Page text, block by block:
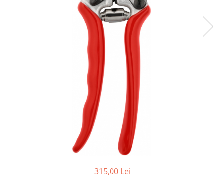
CUTITE PENTRU ALTOIT
FOARFECE ELECTRICE SI ACCESORII
UNELTE PENTRU GRADINARIT
315,00 Lei